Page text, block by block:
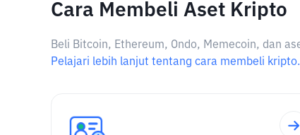
Cara Membeli Aset Kripto
Beli Bitcoin, Ethereum, Ondo, Memecoin, dan
Pelajari lebih lanjut tentang cara membeli kripto.